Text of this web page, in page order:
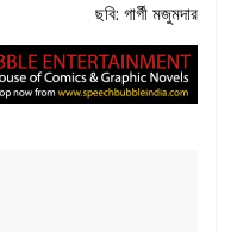
ছবি: গার্গী মজুমদার